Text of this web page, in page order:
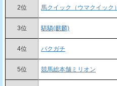
2位 馬クイック（ウマクイック）
3位 騏驎(麒麟)
4位 バクガチ
5位 競馬総本舗ミリオン